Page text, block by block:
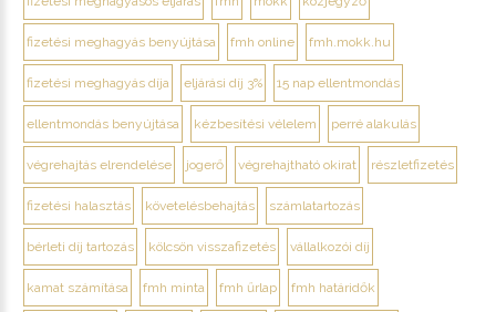
fizetési meghagyás benyújtása fmh online fmh.mokk.hu
fizetési meghagyás díja eljárási díj 3% 15 nap ellentmondás
ellentmondás benyújtása kézbesítési vélelem perré alakulás
végrehajtás elrendelése jogerő végrehajtható okirat részletfizetés
fizetési halasztás követelésbehajtás számlatartozás
bérleti díj tartozás kölcsön visszafizetés vállalkozói díj
kamat számítása fmh minta fmh űrlap fmh határidők